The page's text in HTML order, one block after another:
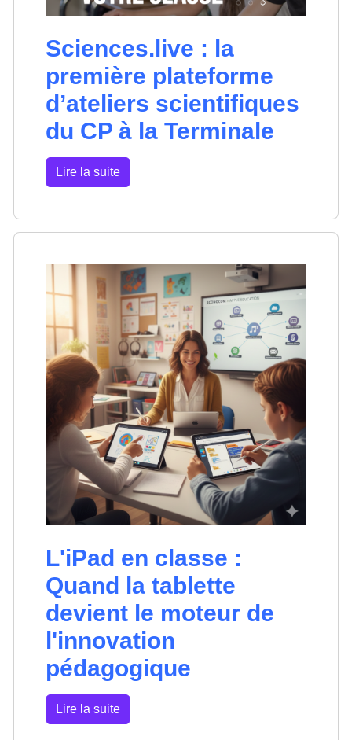
Sciences.live : la
première plateforme
d’ateliers scientifiques
du CP à la Terminale
Lire la suite
L'iPad en classe :
Quand la tablette
devient le moteur de
l'innovation
pédagogique
Lire la suite